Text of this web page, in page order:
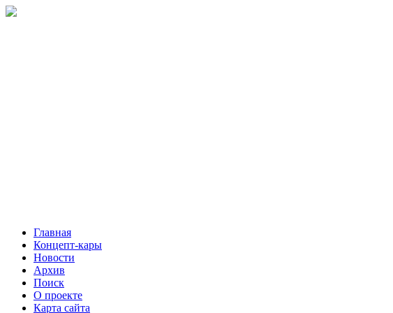
Главная
Концепт-кары
Новости
Архив
Поиск
О проекте
Карта сайта